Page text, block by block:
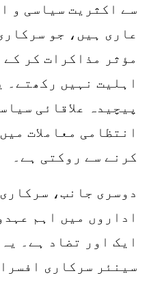
سے اکثریت سیاسی و
عاری ہیں، جو
مؤثر مذاکرات کر
اہلیت نہیں رکھتے۔
پیچیدہ علاقائی
انتظامی معاملات
کرنے سے روکتی ہے۔
دوسری جانب،
اداروں میں اہم
ایک اور تضاد ہے۔
سینئر سرکاری